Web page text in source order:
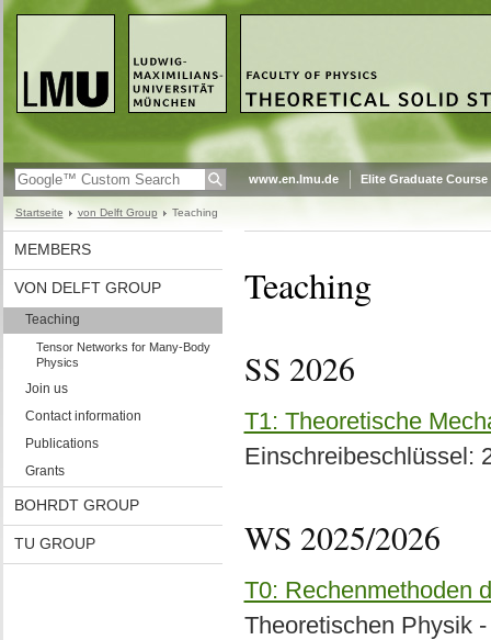
www.en.lmu.de Elite Graduate Course
Startseite von Delft Group Teaching
MEMBERS
VON DELFT GROUP
Teaching
Tensor Networks for Many-Body
Physics
Join us
Contact information
Publications
Grants
BOHRDT GROUP
TU GROUP
Teaching
SS 2026
T1: Theoretische
Einschreibeschlüssel:
WS 2025/2026
T0: Rechenmethoden
Theoretischen Physik